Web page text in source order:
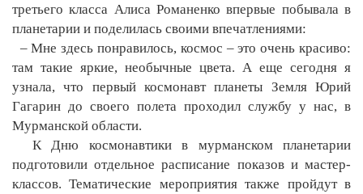
третьего класса Алиса Романенко впервые побывала в
планетарии и поделилась своими впечатлениями:
– Мне здесь понравилось, космос – это очень красиво:
там такие яркие, необычные цвета. А еще сегодня я
узнала, что первый космонавт планеты Земля Юрий
Гагарин до своего полета проходил службу у нас, в
Мурманской области.
К Дню космонавтики в мурманском планетарии
подготовили отдельное расписание показов и мастер-
классов. Тематические мероприятия также пройдут в